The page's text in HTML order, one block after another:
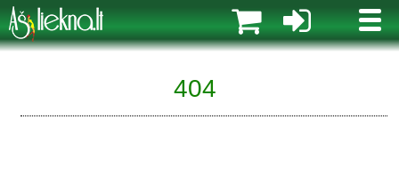
MENIU
404